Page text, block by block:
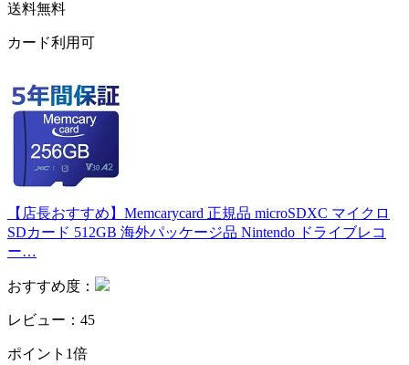
送料無料
カード利用可
【店長おすすめ】Memcarycard 正規品 microSDXC マイクロ
SDカード 512GB 海外パッケージ品 Nintendo ドライブレコ
ー…
おすすめ度：
レビュー：45
ポイント1倍